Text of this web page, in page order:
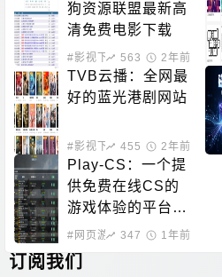
狗资源联盟最新高
清免费电影下载
#影视下载 563 2年前
TVB云播：全网最
好的蓝光港剧网站
#影视下载 #在线影音
455 2年前
Play-CS：一个提
供免费在线CS的
游戏体验的平台，
无需下载即可畅玩
#网页游戏 347 1年前
订阅我们